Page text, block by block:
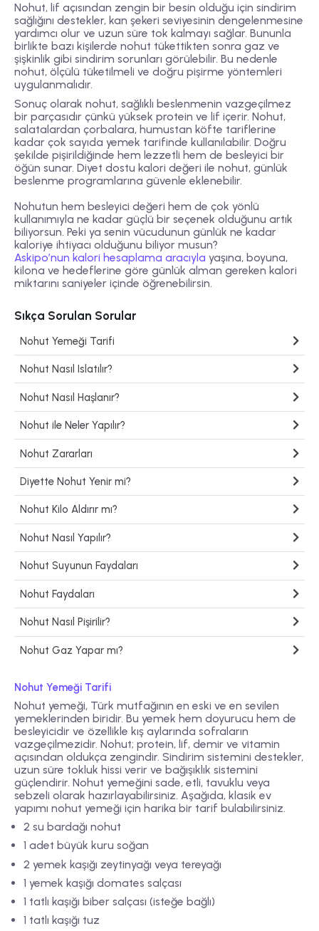
Nohut, lif açısından zengin bir besin olduğu için sindirim
sağlığını destekler, kan şekeri seviyesinin dengelenmesine
yardımcı olur ve uzun süre tok kalmayı sağlar. Bununla
birlikte bazı kişilerde nohut tükettikten sonra gaz ve
şişkinlik gibi sindirim sorunları görülebilir. Bu nedenle
nohut, ölçülü tüketilmeli ve doğru pişirme yöntemleri
uygulanmalıdır.
Sonuç olarak nohut, sağlıklı beslenmenin vazgeçilmez
bir parçasıdır çünkü yüksek protein ve lif içerir. Nohut,
salatalardan çorbalara, humustan köfte tariflerine
kadar çok sayıda yemek tarifinde kullanılabilir. Doğru
şekilde pişirildiğinde hem lezzetli hem de besleyici bir
öğün sunar. Diyet dostu kalori değeri ile nohut, günlük
beslenme programlarına güvenle eklenebilir.
Nohutun hem besleyici değeri hem de çok yönlü
kullanımıyla ne kadar güçlü bir seçenek olduğunu artık
biliyorsun. Peki ya senin vücudunun günlük ne kadar
kaloriye ihtiyacı olduğunu biliyor musun?
Askipo’nun kalori hesaplama aracıyla yaşına, boyuna,
kilona ve hedeflerine göre günlük alman gereken kalori
miktarını saniyeler içinde öğrenebilirsin.
Sıkça Sorulan Sorular
Nohut Yemeği Tarifi
Nohut Nasıl Islatılır?
Nohut Nasıl Haşlanır?
Nohut ile Neler Yapılır?
Nohut Zararları
Diyette Nohut Yenir mi?
Nohut Kilo Aldırır mı?
Nohut Nasıl Yapılır?
Nohut Suyunun Faydaları
Nohut Faydaları
Nohut Nasıl Pişirilir?
Nohut Gaz Yapar mı?
Nohut Yemeği Tarifi
Nohut yemeği, Türk mutfağının en eski ve en sevilen
yemeklerinden biridir. Bu yemek hem doyurucu hem de
besleyicidir ve özellikle kış aylarında sofraların
vazgeçilmezidir. Nohut; protein, lif, demir ve vitamin
açısından oldukça zengindir. Sindirim sistemini destekler,
uzun süre tokluk hissi verir ve bağışıklık sistemini
güçlendirir. Nohut yemeğini sade, etli, tavuklu veya
sebzeli olarak hazırlayabilirsiniz. Aşağıda, klasik ev
yapımı nohut yemeği için harika bir tarif bulabilirsiniz.
2 su bardağı nohut
1 adet büyük kuru soğan
2 yemek kaşığı zeytinyağı veya tereyağı
1 yemek kaşığı domates salçası
1 tatlı kaşığı biber salçası (isteğe bağlı)
1 tatlı kaşığı tuz